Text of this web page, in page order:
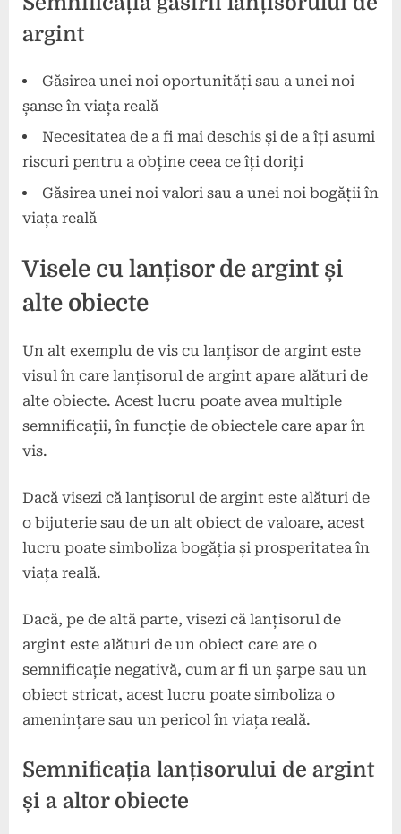
argint
Găsirea unei noi oportunități sau a unei noi
șanse în viața reală
Necesitatea de a fi mai deschis și de a îți asumi
riscuri pentru a obține ceea ce îți doriți
Găsirea unei noi valori sau a unei noi bogății în
viața reală
Visele cu lanțisor de argint și
alte obiecte
Un alt exemplu de vis cu lanțisor de argint este
visul în care lanțisorul de argint apare alături de
alte obiecte. Acest lucru poate avea multiple
semnificații, în funcție de obiectele care apar în
vis.
Dacă visezi că lanțisorul de argint este alături de
o bijuterie sau de un alt obiect de valoare, acest
lucru poate simboliza bogăția și prosperitatea în
viața reală.
Dacă, pe de altă parte, visezi că lanțisorul de
argint este alături de un obiect care are o
semnificație negativă, cum ar fi un șarpe sau un
obiect stricat, acest lucru poate simboliza o
amenințare sau un pericol în viața reală.
Semnificația lanțisorului de argint
și a altor obiecte